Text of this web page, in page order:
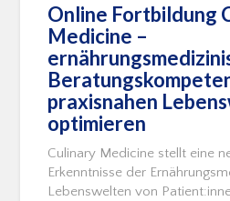
Online Fortbildung
Medicine –
praxisnahen
optimieren
Culinary Medicine stellt eine
Erkenntnisse der
Lebenswelten von